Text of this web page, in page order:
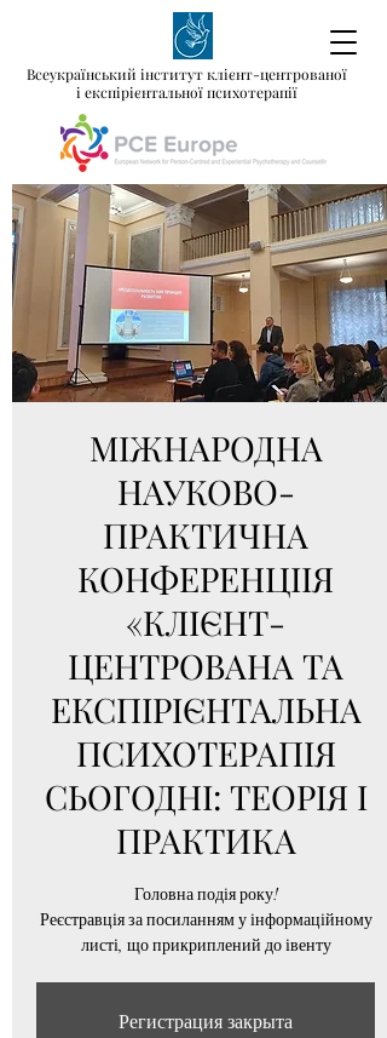
Всеукраїнський інститут клієнт-центрованої
і експірієнтальної психотерапії
МІЖНАРОДНА
НАУКОВО-
ПРАКТИЧНА
КОНФЕРЕНЦІІЯ
«КЛІЄНТ-
ЦЕНТРОВАНА ТА
ЕКСПІРІЄНТАЛЬНА
ПСИХОТЕРАПІЯ
СЬОГОДНІ: ТЕОРІЯ І
ПРАКТИКА
Головна подія року!
Реєстравція за посиланням у інформаційному
листі, що прикриплений до івенту
Регистрация закрыта